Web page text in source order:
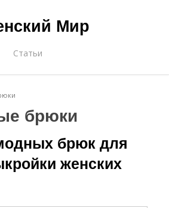
Мир
Статьи
брюки
брюк для
женских